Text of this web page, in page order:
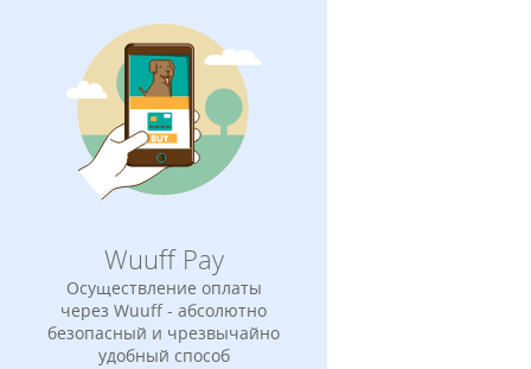
Wuuff Pay
Осуществление оплаты
через Wuuff - абсолютно
безопасный и чрезвычайно
удобный способ